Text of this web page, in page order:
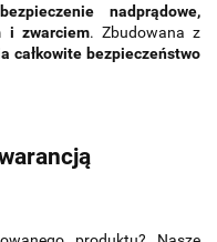
nadprądowe,
i zwarciem. Zbudowana z
całkowite bezpieczeństwo